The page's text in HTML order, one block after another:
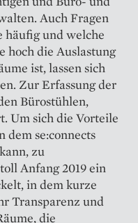
Auch Fragen
häufig und welche
hoch die Auslastung
ist, lassen sich
Zur Erfassung der
Bürostühlen,
Um sich die Vorteile
dem se:connects
zu
Anfang 2019 ein
in dem kurze
Transparenz und
die